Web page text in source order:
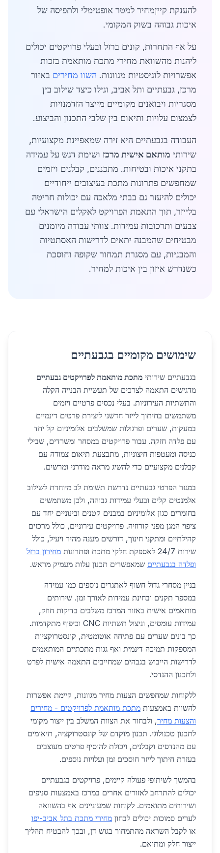
להענקת קייןמחיר למטר אופטימלי ולתפיסה של
איכות גבוהה בשוק המקומי.
על אף התחרות, קונים ברזל ובעלי פרויקטים יכולים
ליהנות מהשוואת מחירי מתכת מותאמת בזכות
אפשרויות לוגיסטיות מגוונות. השוו מחירים באזור
מרכז, גבעתיים ותל אביב, וגילו כיצד שילוב בין
מסגריות ויבואנים מקומיים מייצר הזדמנויות
לצמצום עלויות ותיאום בין שלבי התכנון והביצוע.
העבודה בגבעתיים היא זירה שמאפיינת מקצועיות,
שירותי מותאם אישית מרכז ושימת דגש על עמידה
בתקני איכות ובטיחות. מתכננים, קבלנים ויזמים
שמחפשים פתרונות מתכת בעיצובים ייחודיים
יכולים להיעזר גם בבתי מלאכה עם יכולות חריטה
בלייזר, תוך התאמת הפרויקט לאקלים הישראלי עם
צבעים ותרכובות עמידות. צוותי עבודה מיומנים
מבטיחים שהמבנה יתאים לדרישות האסתטיות
והמבניות, עם מסגרת תמחור שקופה וחוסכת
כשנדרש איזון בין איכות למחיר.
שימושים מקומיים בגבעתיים
בגבעתיים שירותי מתכת מותאמת לפרויקטים גבעתיים
מדגישים התאמה לצרכים של תעשיית הבנייה הקלה
והתשתיות העירוניות. בעלי נכסים פרטיים ויזמים
משתמשים בחיתוך לייזר חדשני ליצירת פרטים דינמיים
במעקות, שערים ופרגולות שמשלבים אלומיניום קל יחד
עם פלדה חזקה. עבור פרויקטים במסחר ומשרדים, שבילי
כניסה ומעטפות חיצוניות, מתבצעת תיאום צמודה עם
קבלנים מקצועיים כדי להשיג מראה מודרני ומרשים.
במגזר הפרטי גבעתיים נדרשת תשומת לב מיוחדת לשילוב
אלמנטים קלים ובעלי עמידות גבוהה, ולכן משתמשים
בחומרים כגון אלומיניום במבנים קטנים ובינוניים יחד עם
ציפוי המגן מפני קורוזיה. פרויקטים עירוניים, כולל מרכזים
קהילתיים ומתקני חינוך, דורשים מענה מהיר ויעיל, כולל
שירות 24/7 לאספקת חלקי מתכת ופתרונות
מחירון ברזל
ופלדה בגבעתיים שמאפשרים תכנון עלות מעמיק מראש.
בניין מסחרי גדול חשוף לאתגרים נוספים כמו עמידה
במספר תקנים ובחינת עמידות לאורך זמן. שירותים
מותאמים אישית באזור המרכז משלבים בדיקות חוזק,
עמידות עומסים, וניצול תשתיות CNC וכיפוף מתקדמות.
כך בונים שערים עם פתיחה אוטומטית, קונסטרוקציות
המספקות תמיכה דינמית ואף גגות מתכתיים המותאמים
לדרישות הייבוש בגבהים שמחייבים התאמה אישית לפרט
ולתכנון ההנדסי.
ללקוחות שמחפשים הצעות מחיר מגוונות, קיימת אפשרות
להשוות באמצעות מתכת מותאמת לפרויקטים - מחירים
והצעות מחיר, ולבחור את הצוות המשלב בין ייצור מקומי
לתכנון טכנולוגי. תכנון מוקדם של קונסטרוקציה, תיאומים
עם מהנדסים וקבלנים, ויכולת להוסיף פרטים מעוצבים
בעזרת חיתוך לייזר חוסכים זמן ועלויות נוספים.
בהמשך לשיתופי פעולה קיימים, פרויקטים בגבעתיים
יכולים להתרחב לאזורים אחרים במרכז באמצעות סניפים
ושירותים מתואמים. לקוחות שמעוניינים אף בהשוואה
לערים סמוכות יכולים לבחון מחירי מתכת בתל אביב-יפו
או לקבל השראה מהתמחור בגוש דן, ובכך להבטיח תהליך
ייצור חלק ומתואם.